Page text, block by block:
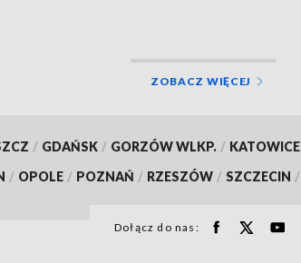
ZOBACZ WIĘCEJ
/ GDAŃSK / GORZÓW WLKP. / KATOWICE
/ OPOLE / POZNAŃ / RZESZÓW / SZCZECIN /
Dołącz do nas: